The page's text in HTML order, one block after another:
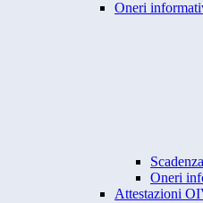
Oneri
Oneri
Attestazioni